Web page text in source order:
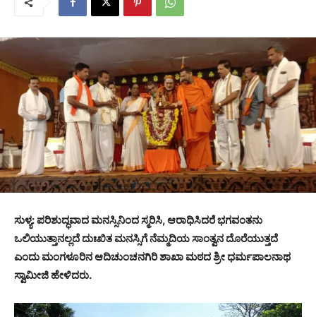
ಸುಳ್ಯ: ಪರಿಶುದ್ಧವಾದ ಮನಸ್ಸಿನಿಂದ ಸ್ಮರಿಸಿ, ಆರಾಧಿಸಿದರೆ ಭಗವಂತನು
ಒಲಿಯುತ್ತಾನಲ್ಲದೆ ದುಃಖಿತ ಮನಸ್ಸಿಗೆ ನೆಮ್ಮದಿಯ ಸಾಂತ್ವನ ದೊರೆಯುತ್ತದೆ
ಎಂದು ಮಂಗಳೂರಿನ ಆದಿಚುಂಚನಗಿರಿ ಶಾಖಾ ಮಠದ ಶ್ರೀ ಧರ್ಮಪಾಲನಾಥ
ಸ್ವಾಮೀಜಿ ಹೇಳಿದರು.